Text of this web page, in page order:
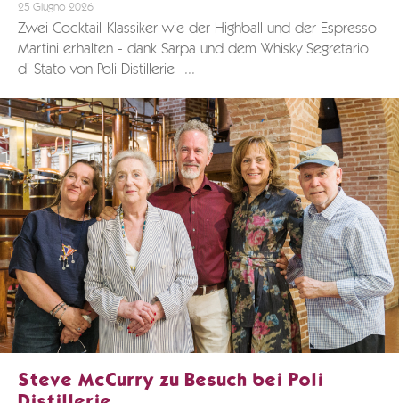
25 Giugno 2026
Zwei Cocktail-Klassiker wie der Highball und der Espresso
Martini erhalten - dank Sarpa und dem Whisky Segretario
di Stato von Poli Distillerie -...
Steve McCurry zu Besuch bei Poli